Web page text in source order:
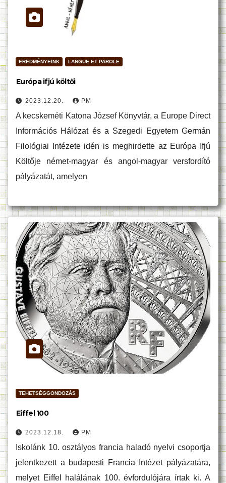
EREDMÉNYEINK LANGUE ET PAROLE
Európa ifjú költői
2023.12.20. PM
A kecskeméti Katona József Könyvtár, a Europe Direct
Információs Hálózat és a Szegedi Egyetem Germán
Filológiai Intézete idén is meghirdette az Európa Ifjú
Költője német-magyar és angol-magyar versfordító
pályázatát, amelyen
TEHETSÉGGONDOZÁS
Eiffel 100
2023.12.18. PM
Iskolánk 10. osztályos francia haladó nyelvi csoportja
jelentkezett a budapesti Francia Intézet pályázatára,
melyet Eiffel halálának 100. évfordulójára írtak ki. A